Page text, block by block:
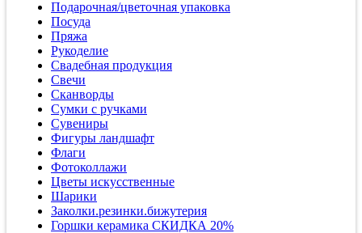
Подарочная/цветочная упаковка
Посуда
Пряжа
Рукоделие
Свадебная продукция
Свечи
Сканворды
Сумки с ручками
Сувениры
Фигуры ландшафт
Флаги
Фотоколлажи
Цветы искусственные
Шарики
Заколки.резинки.бижутерия
Горшки керамика СКИДКА 20%